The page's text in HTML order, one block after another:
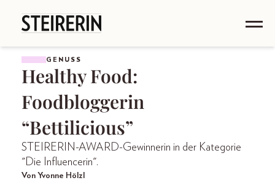
GENUSS
Healthy Food:
Foodbloggerin
“Bettilicious”
STEIRERIN-AWARD-Gewinnerin in der Kategorie
"Die Influencerin".
Von Yvonne Hölzl